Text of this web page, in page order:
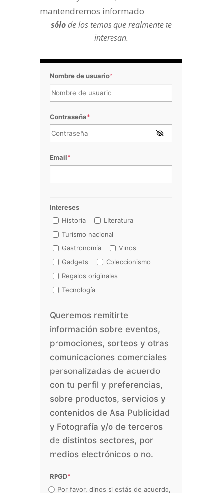
mantendremos informado
sólode los temas que realmente te
interesan.
Nombre de usuario*
Contraseña*
Email*
Intereses
Historia
LIteratura
Turismo nacional
Gastronomía
Vinos
Gadgets
Coleccionismo
Regalos originales
Tecnología
Queremos remitirte
información sobre eventos,
promociones, sorteos y otras
comunicaciones comerciales
personalizadas de acuerdo
con tu perfil y preferencias,
sobre productos, servicios y
contenidos de Asa Publicidad
y Fotografía y/o de terceros
de distintos sectores, por
medios electrónicos o no.
RPGD*
Por favor, dinos si estás de acuerdo,